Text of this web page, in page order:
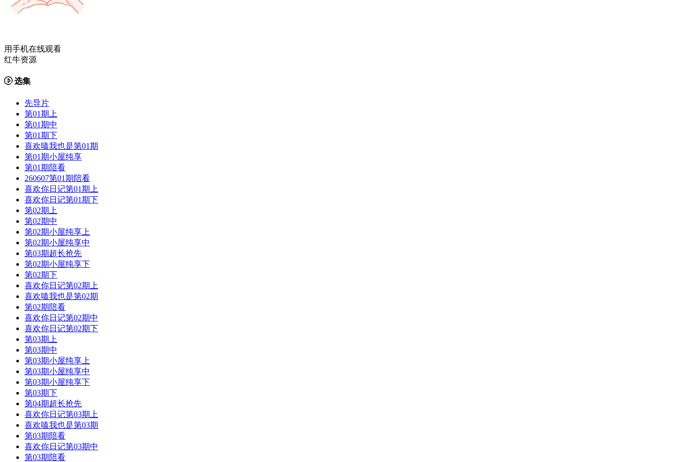
用手机在线观看
红牛资源
选集
先导片
第01期上
第01期中
第01期下
喜欢嗑我也是第01期
第01期小屋纯享
第01期陪看
260607第01期陪看
喜欢你日记第01期上
喜欢你日记第01期下
第02期上
第02期中
第02期小屋纯享上
第02期小屋纯享中
第03期超长抢先
第02期小屋纯享下
第02期下
喜欢你日记第02期上
喜欢嗑我也是第02期
第02期陪看
喜欢你日记第02期中
喜欢你日记第02期下
第03期上
第03期中
第03期小屋纯享上
第03期小屋纯享中
第03期小屋纯享下
第03期下
第04期超长抢先
喜欢你日记第03期上
喜欢嗑我也是第03期
第03期陪看
喜欢你日记第03期中
第03期陪看